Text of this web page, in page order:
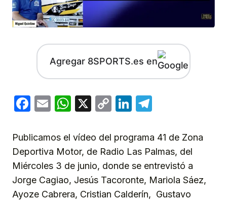
Agregar 8SPORTS.es en
Facebook
EmailWhatsApp
X
CopyLinkedIn
Publicamos el vídeo del programa 41 de Zona
Deportiva Motor, de Radio Las Palmas, del
Miércoles 3 de junio, donde se entrevistó a
Jorge Cagiao, Jesús Tacoronte, Mariola Sáez,
Ayoze Cabrera, Cristian Calderín, Gustavo